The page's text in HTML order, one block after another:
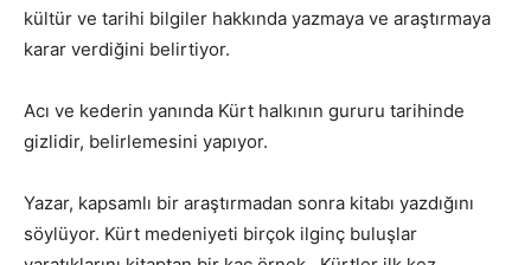
kültür ve tarihi bilgiler hakkında yazmaya ve araştırmaya
karar verdiğini belirtiyor.
Acı ve kederin yanında Kürt halkının gururu tarihinde
gizlidir, belirlemesini yapıyor.
Yazar, kapsamlı bir araştırmadan sonra kitabı yazdığını
söylüyor. Kürt medeniyeti birçok ilginç buluşlar